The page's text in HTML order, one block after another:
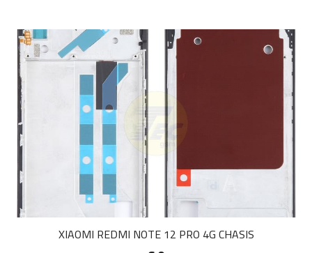
XIAOMI REDMI NOTE 12 PRO 4G CHASIS